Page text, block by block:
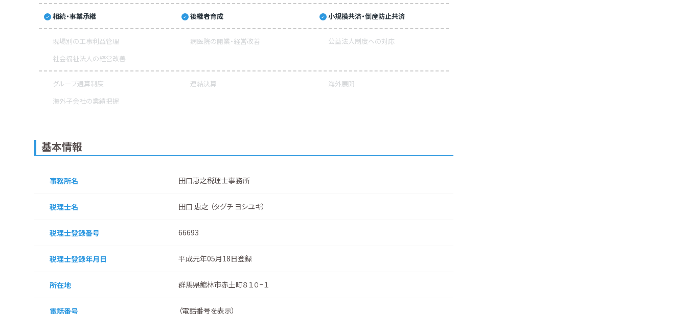
相続・事業承継 後継者育成 小規模共済・倒産防止共済
現場別の工事利益管理 病医院の開業・経営改善
公益法人制度への対応
社会福祉法人の経営改善
グループ通算制度 連結決算
海外展開
海外子会社の業績把握
基本情報
事務所名 田口恵之税理士事務所
税理士名 田口 恵之 （タグチ ヨシユキ）
税理士登録番号 66693
税理士登録年月日 平成元年05月18日登録
所在地 群馬県館林市赤土町８１０−１
電話番号 （電話番号を表示）